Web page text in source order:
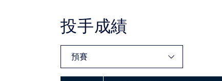
投手成績